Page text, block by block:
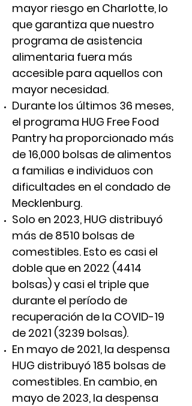
mayor riesgo en Charlotte, lo
que garantiza que nuestro
programa de asistencia
alimentaria fuera más
accesible para aquellos con
mayor necesidad.
Durante los últimos 36 meses,
el programa HUG Free Food
Pantry ha proporcionado más
de 16,000 bolsas de alimentos
a familias e individuos con
dificultades en el condado de
Mecklenburg.
Solo en 2023, HUG distribuyó
más de 8510 bolsas de
comestibles. Esto es casi el
doble que en 2022 (4414
bolsas) y casi el triple que
durante el período de
recuperación de la COVID-19
de 2021 (3239 bolsas).
En mayo de 2021, la despensa
HUG distribuyó 185 bolsas de
comestibles. En cambio, en
mayo de 2023, la despensa